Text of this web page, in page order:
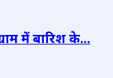
में बारिश के...